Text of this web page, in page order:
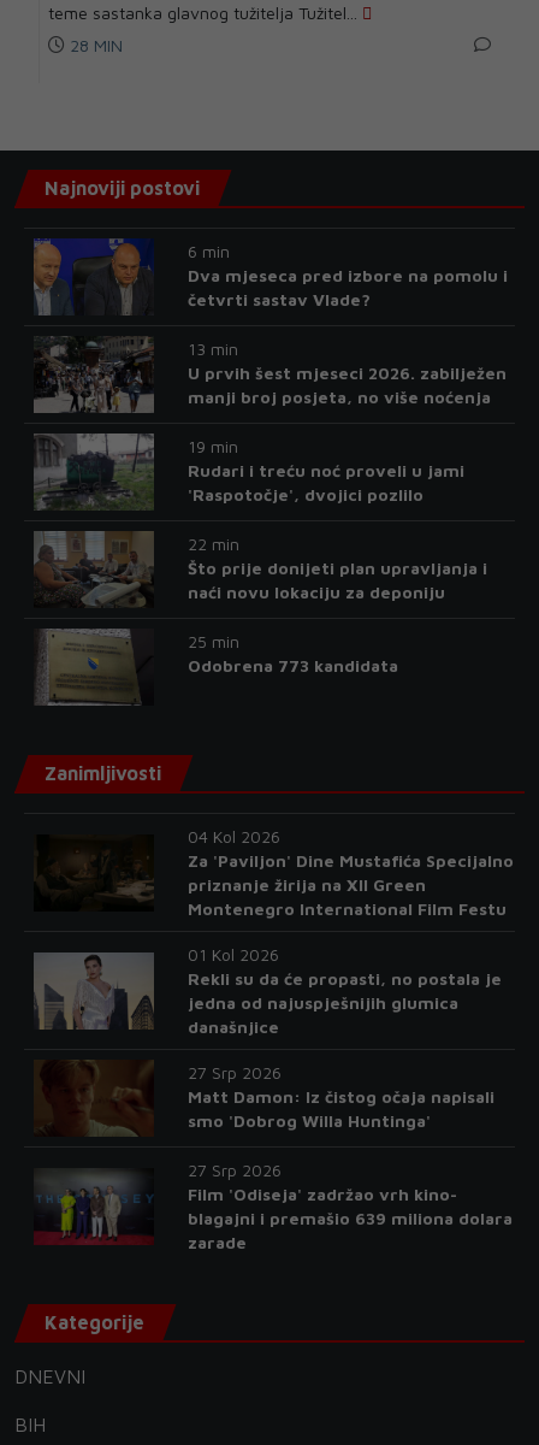
teme sastanka glavnog tužitelja Tužitel...
28 MIN
Najnoviji postovi
6 min
Dva mjeseca pred izbore na pomolu i
četvrti sastav Vlade?
13 min
U prvih šest mjeseci 2026. zabilježen
manji broj posjeta, no više noćenja
19 min
Rudari i treću noć proveli u jami
'Raspotočje', dvojici pozlilo
22 min
Što prije donijeti plan upravljanja i
naći novu lokaciju za deponiju
25 min
Odobrena 773 kandidata
Zanimljivosti
04 Kol 2026
Za 'Paviljon' Dine Mustafića Specijalno
priznanje žirija na XII Green
Montenegro International Film Festu
01 Kol 2026
Rekli su da će propasti, no postala je
jedna od najuspješnijih glumica
današnjice
27 Srp 2026
Matt Damon: Iz čistog očaja napisali
smo 'Dobrog Willa Huntinga'
27 Srp 2026
Film 'Odiseja' zadržao vrh kino-
blagajni i premašio 639 miliona dolara
zarade
Kategorije
DNEVNI
BIH